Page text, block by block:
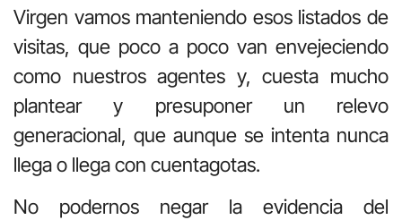
Virgen vamos manteniendo esos listados de
visitas, que poco a poco van envejeciendo
como nuestros agentes y, cuesta mucho
plantear y presuponer un relevo
generacional, que aunque se intenta nunca
llega o llega con cuentagotas.
No podernos negar la evidencia del